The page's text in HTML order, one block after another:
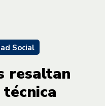
Social
resaltan